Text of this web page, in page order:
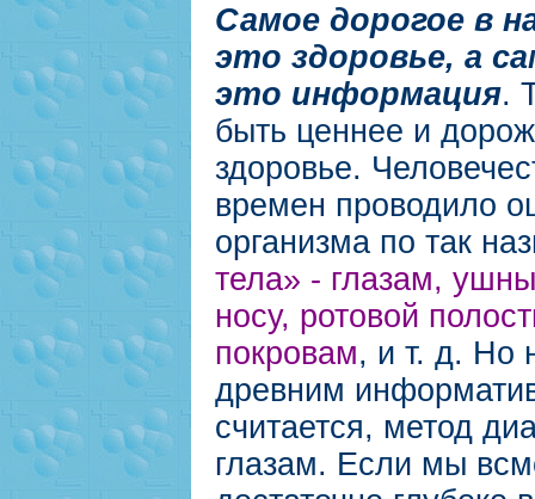
Самое дорогое в
это здоровье, а
это информация.
быть ценнее и
здоровье.
времен проводило
организма по так
тела» - глазам,
носу, ротовой
покровам, и т. д. Но
древним
считается, метод
глазам. Если мы